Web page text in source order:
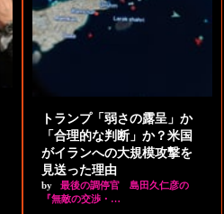
トランプ「弱さの露呈」か
「合理的な判断」か？米国
がイランへの大規模攻撃を
見送った理由
by
最後の調停官 島田久仁彦の
『無敵の交渉・…